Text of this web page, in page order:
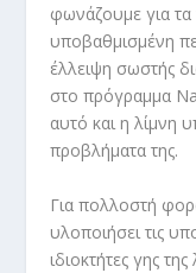
φωνάζουμε για τα
υποβαθμισμένη
έλλειψη σωστής
στο πρόγραμμα
αυτό και η λίμνη
προβλήματα της.
Για πολλοστή
υλοποιήσει τις
ιδιοκτήτες γης